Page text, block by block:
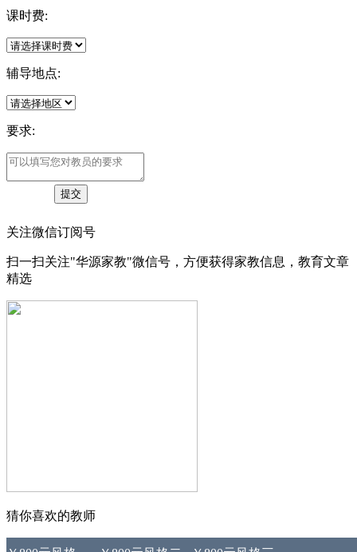
课时费:
辅导地点:
要求:
关注微信订阅号
扫一扫关注"华源家教"微信号，方便获得家教信息，教育文章
精选
猜你喜欢的教师